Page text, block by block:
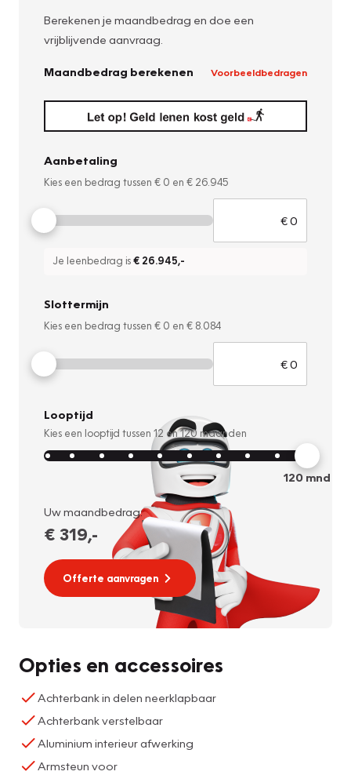
Berekenen je maandbedrag en doe een
vrijblijvende aanvraag.
Maandbedrag berekenen Voorbeeldbedragen
Aanbetaling
Kies een bedrag tussen € 0 en € 26.945
Je leenbedrag is€ 26.945,-
Slottermijn
Kies een bedrag tussen € 0 en € 8.084
Looptijd
Kies een looptijd tussen 12 en120 maanden
120mnd
Uw maandbedrag:
€ 319,-
Offerte aanvragen
Opties en accessoires
Achterbank in delen neerklapbaar
Achterbank verstelbaar
Aluminium interieur afwerking
Armsteun voor